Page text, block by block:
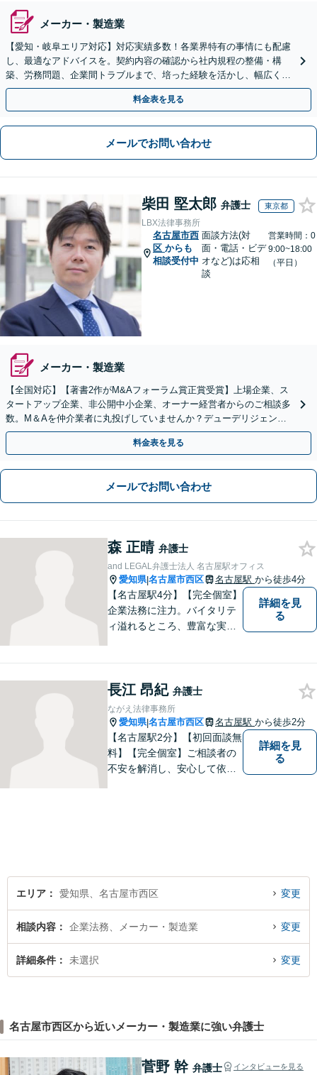
メーカー・製造業
【愛知・岐阜エリア対応】対応実績多数！各業界特有の事情にも配慮
し、最適なアドバイスを。契約内容の確認から社内規程の整備・構
築、労務問題、企業間トラブルまで、培った経験を活かし、幅広く対
応いたします【オンライン面談OK（顧問締結後）】
料金表を見る
メールでお問い合わせ
柴田 堅太郎 弁護士 東京都
LBX法律事務所
名古屋市西
区 からも
相談受付中
面談方法(対
面・電話・ビデ
オなど)は応相
談
営業時間：0
9:00~18:00
（平日）
メーカー・製造業
【全国対応】【著書2作がM&Aフォーラム賞正賞受賞】上場企業、ス
タートアップ企業、非公開中小企業、オーナー経営者からのご相談多
数。M＆Aを仲介業者に丸投げしていませんか？デューデリジェンス
や契約書作成・交渉はお任せください【初回無料】
料金表を見る
メールでお問い合わせ
森 正晴 弁護士
and LEGAL弁護士法人 名古屋駅オフィス
愛知県|名古屋市西区 名古屋駅 から徒歩4分
【名古屋駅4分】【完全個室】
企業法務に注力。バイタリテ
ィ溢れるところ、豊富な実
い。
詳細を見
る
長江 昂紀 弁護士
ながえ法律事務所
愛知県|名古屋市西区 名古屋駅 から徒歩2分
【名古屋駅2分】【初回面談無
料】【完全個室】ご相談者の
不安を解消し、安心して依頼
詳細を見
る
エリア 愛知県、名古屋市西区 変更
相談内容 企業法務、メーカー・製造業 変更
詳細条件 未選択 変更
名古屋市西区から近いメーカー・製造業に強い弁護士
菅野 幹 弁護士 インタビューを見る